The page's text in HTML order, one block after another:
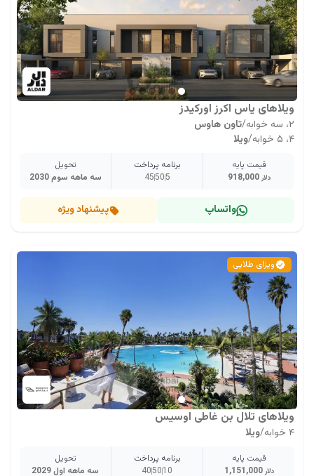
ویلاهای یاس اکرز اورکیدز
۲، سه خوابه /تاون هاوس
۴، ۵ خوابه
/ویلا
قیمت پایه
918,000 دلار
برنامه پرداخت
5
50
45
تحویل
سه ماهه سوم 2030
واتساپ پیشنهاد ویژه
ویزای طلایی
ویلاهای تلال بن غاطی اوسیس
۴ خوابه /ویلا
قیمت پایه
1,151,000 دلار
برنامه پرداخت
10
50
40
تحویل
سه ماهه اول 2029